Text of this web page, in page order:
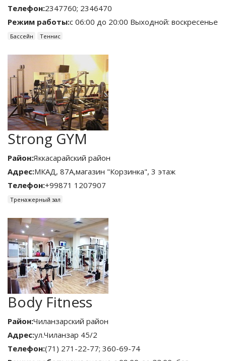
Телефон:2347760; 2346470
Режим работы:с 06:00 до 20:00 Выходной: воскресенье
Бассейн Теннис
Strong GYM
Район:Яккасарайский район
Адрес:МКАД, 87А,магазин "Корзинка", 3 этаж
Телефон:+99871 1207907
Тренажерный зал
Body Fitness
Район:Чиланзарский район
Адрес:ул.Чиланзар 45/2
Телефон:(71) 271-22-77; 360-69-74